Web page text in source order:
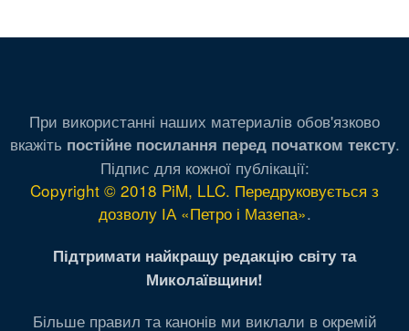
При використанні наших материалів обов'язково
вкажіть постійне посилання перед початком тексту.
Підпис для кожної публікації:
Copyright © 2018 PiM, LLC. Передруковується з
дозволу ІА «Петро і Мазепа».
Підтримати найкращу редакцію світу та
Миколаївщини!
Більше правил та канонів ми виклали в окремій